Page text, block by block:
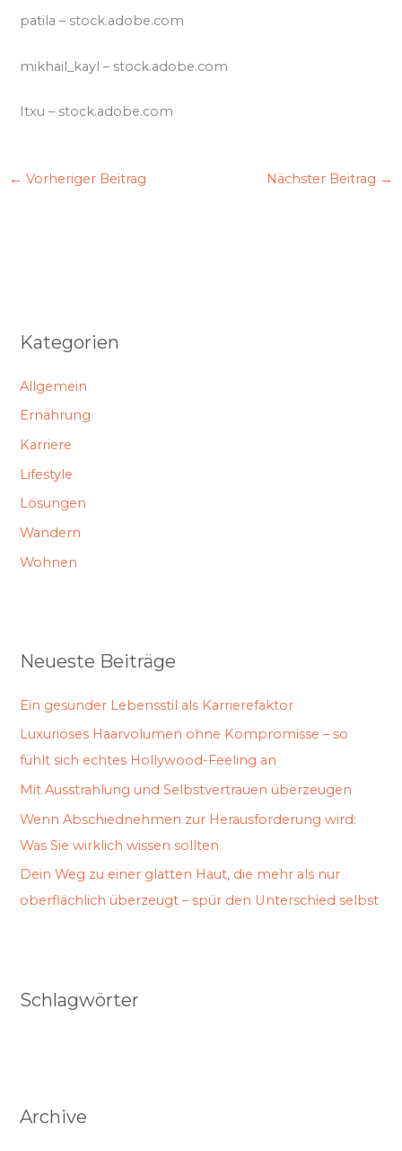
patila – stock.adobe.com
mikhail_kayl – stock.adobe.com
Itxu – stock.adobe.com
← Vorheriger Beitrag Nächster Beitrag →
Kategorien
Allgemein
Ernährung
Karriere
Lifestyle
Lösungen
Wandern
Wohnen
Neueste Beiträge
Ein gesunder Lebensstil als Karrierefaktor
Luxuriöses Haarvolumen ohne Kompromisse – so
fühlt sich echtes Hollywood-Feeling an
Mit Ausstrahlung und Selbstvertrauen überzeugen
Wenn Abschiednehmen zur Herausforderung wird:
Was Sie wirklich wissen sollten
Dein Weg zu einer glatten Haut, die mehr als nur
oberflächlich überzeugt – spür den Unterschied selbst
Schlagwörter
Archive